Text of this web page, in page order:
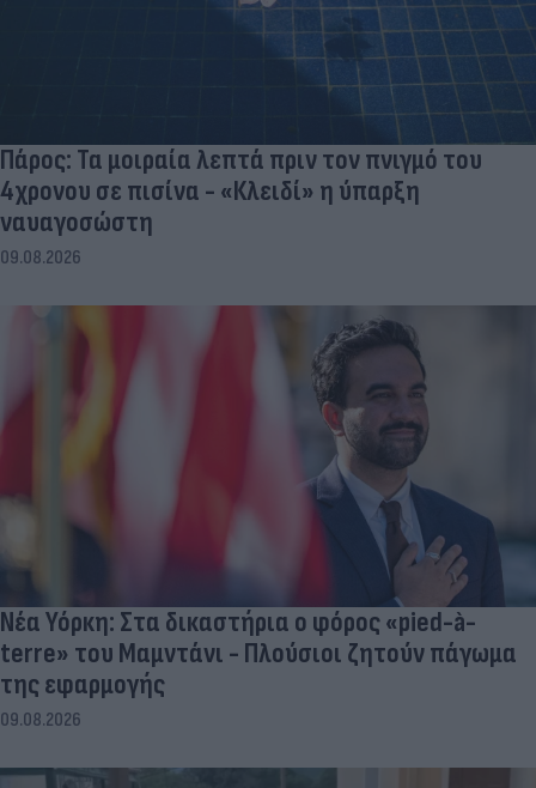
Πάρος: Τα μοιραία λεπτά πριν τον πνιγμό του
4χρονου σε πισίνα - «Κλειδί» η ύπαρξη
ναυαγοσώστη
09.08.2026
Νέα Υόρκη: Στα δικαστήρια ο φόρος «pied-à-
terre» του Μαμντάνι - Πλούσιοι ζητούν πάγωμα
της εφαρμογής
09.08.2026